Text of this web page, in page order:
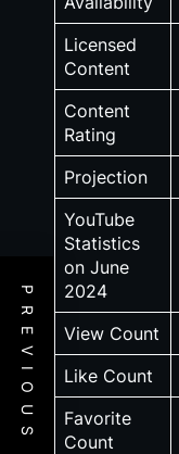
Licensed
Content
Content
Rating
Projection
YouTube
Statistics
on June
2024
View Count
Like Count
Favorite
Count
PREVIOUS